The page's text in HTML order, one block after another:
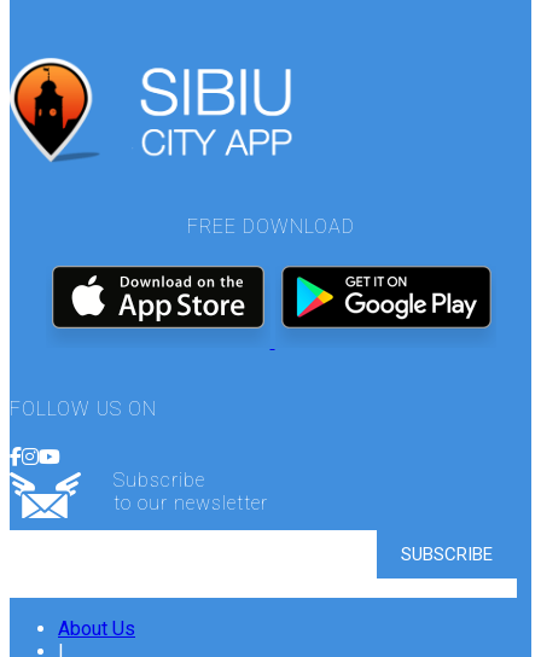
FREE DOWNLOAD
FOLLOW US ON
Subscribe
to our newsletter
About Us